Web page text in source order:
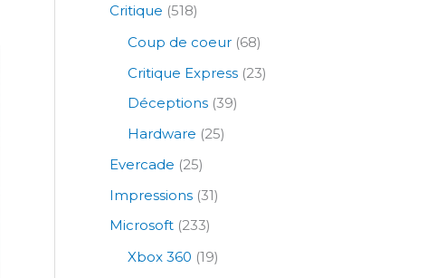
Critique (518)
Coup de coeur (68)
Critique Express (23)
Déceptions (39)
Hardware (25)
Evercade (25)
Impressions (31)
Microsoft (233)
Xbox 360 (19)